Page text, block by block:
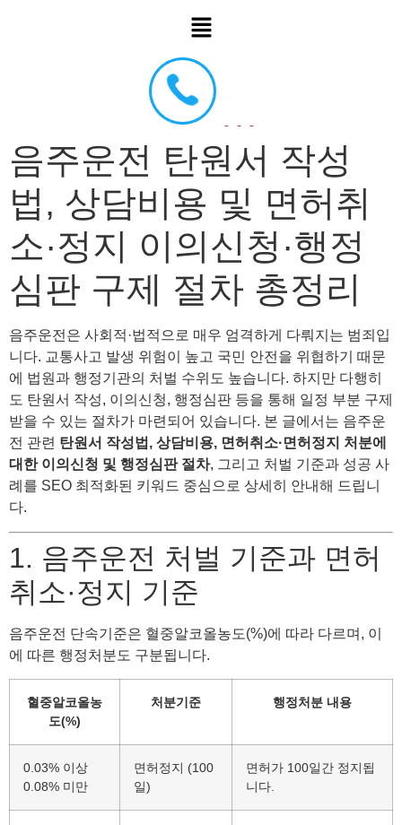
음주운전 탄원서 작성
법, 상담비용 및 면허취
소·정지 이의신청·행정
심판 구제 절차 총정리
음주운전은 사회적·법적으로 매우 엄격하게 다뤄지는 범죄입
니다. 교통사고 발생 위험이 높고 국민 안전을 위협하기 때문
에 법원과 행정기관의 처벌 수위도 높습니다. 하지만 다행히
도 탄원서 작성, 이의신청, 행정심판 등을 통해 일정 부분 구제
받을 수 있는 절차가 마련되어 있습니다. 본 글에서는 음주운
전 관련 탄원서 작성법, 상담비용, 면허취소·면허정지 처분에
대한 이의신청 및 행정심판 절차, 그리고 처벌 기준과 성공 사
례를 SEO 최적화된 키워드 중심으로 상세히 안내해 드립니
다.
1. 음주운전 처벌 기준과 면허
취소·정지 기준
음주운전 단속기준은 혈중알코올농도(%)에 따라 다르며, 이
에 따른 행정처분도 구분됩니다.
혈중알코올농
도(%)
처분기준 행정처분 내용
0.03% 이상
0.08% 미만
면허정지 (100
일)
면허가 100일간 정지됩
니다.